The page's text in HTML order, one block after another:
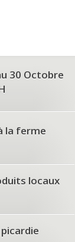
30 Octobre
la ferme
locaux